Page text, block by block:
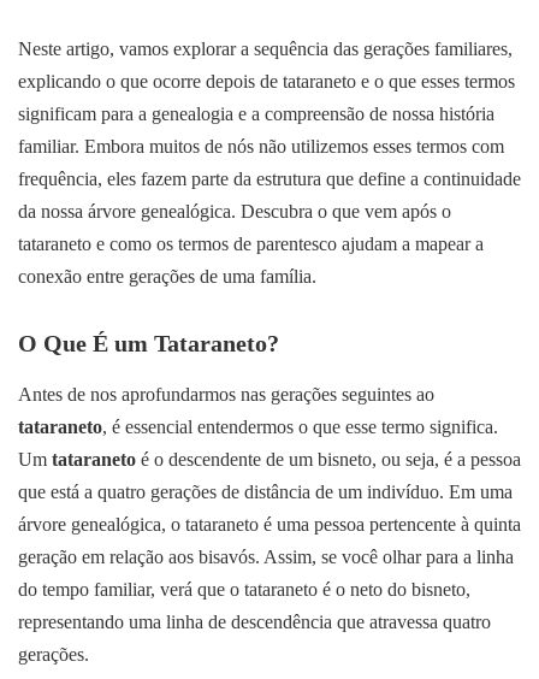
Neste artigo, vamos explorar a sequência das gerações familiares,
explicando o que ocorre depois de tataraneto e o que esses termos
significam para a genealogia e a compreensão de nossa história
familiar. Embora muitos de nós não utilizemos esses termos com
frequência, eles fazem parte da estrutura que define a continuidade
da nossa árvore genealógica. Descubra o que vem após o
tataraneto e como os termos de parentesco ajudam a mapear a
conexão entre gerações de uma família.
O Que É um Tataraneto?
Antes de nos aprofundarmos nas gerações seguintes ao
tataraneto, é essencial entendermos o que esse termo significa.
Um tataraneto é o descendente de um bisneto, ou seja, é a pessoa
que está a quatro gerações de distância de um indivíduo. Em uma
árvore genealógica, o tataraneto é uma pessoa pertencente à quinta
geração em relação aos bisavós. Assim, se você olhar para a linha
do tempo familiar, verá que o tataraneto é o neto do bisneto,
representando uma linha de descendência que atravessa quatro
gerações.